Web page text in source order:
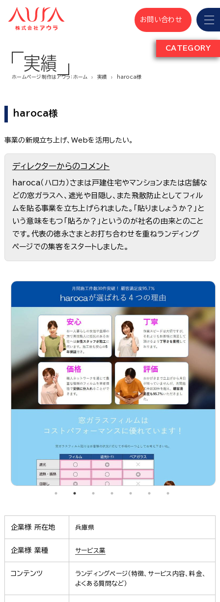
お問い合わせ
実績
ホームページ制作はアウラ：ホーム 実績 haroca様
haroca様
事業の新規立ち上げ、Webを活用したい。
ディレクターからのコメント
haroca（ハロカ）さまは戸建住宅やマンションまたは店舗な
どの窓ガラスへ、遮光や目隠し、また飛散防止としてフィル
ムを貼る事業を立ち上げられました。「貼りましょうか？」と
いう意味をもつ「貼ろか？」というのが社名の由来とのこと
です。代表の徳永さまとお打ち合わせを重ねランディング
ページでの集客をスタートしました。
企業様 所在地 兵庫県
企業様 業種 サービス業
コンテンツ
ランディングページ（特徴、サービス内容、料金、
よくある質問など）
CATEGORY